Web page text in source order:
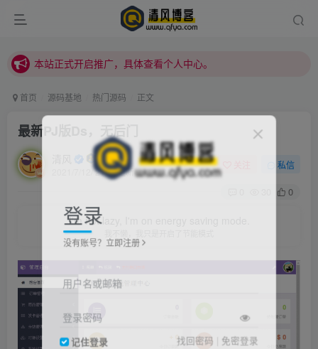
本站正式开启推广，具体查看个人中心。
本站正式开启推广，具体查看个人中心。
首页 源码基地 热门源码 正文
最新PJ版Ds，无后门
2021/7/12/ 21:55更新
私信
0
I'm not lazy, I'm on energy saving mode.
登录
没有账号？立即注册
用户名或邮箱
登录密码
记住登录 找回密码 免密登录